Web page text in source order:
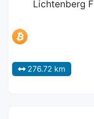
Lichtenberg
276.72 km